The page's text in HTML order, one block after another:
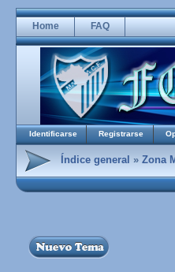
Home FAQ
Identificarse Registrarse
Índice general » Zona